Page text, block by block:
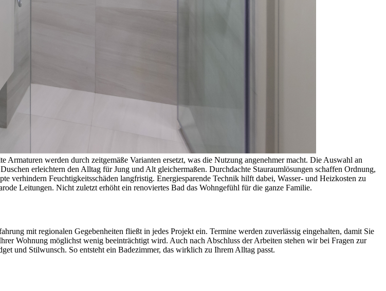
werden durch zeitgemäße Varianten ersetzt, was die Nutzung angenehmer macht. Die Auswahl an
erleichtern den Alltag für Jung und Alt gleichermaßen. Durchdachte Stauraumlösungen schaffen Ordnung,
verhindern Feuchtigkeitsschäden langfristig. Energiesparende Technik hilft dabei, Wasser- und Heizkosten zu
Leitungen. Nicht zuletzt erhöht ein renoviertes Bad das Wohngefühl für die ganze Familie.
mit regionalen Gegebenheiten fließt in jedes Projekt ein. Termine werden zuverlässig eingehalten, damit Sie
Wohnung möglichst wenig beeinträchtigt wird. Auch nach Abschluss der Arbeiten stehen wir bei Fragen zur
und Stilwunsch. So entsteht ein Badezimmer, das wirklich zu Ihrem Alltag passt.